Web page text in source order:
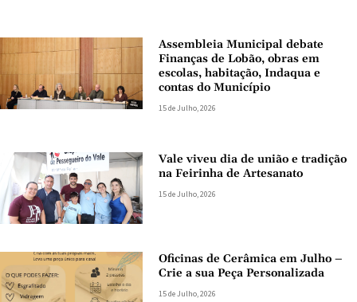
Assembleia Municipal debate
Finanças de Lobão, obras em
escolas, habitação, Indaqua e
contas do Município
15 de Julho, 2026
Vale viveu dia de união e tradição
na Feirinha de Artesanato
15 de Julho, 2026
Oficinas de Cerâmica em Julho –
Crie a sua Peça Personalizada
15 de Julho, 2026